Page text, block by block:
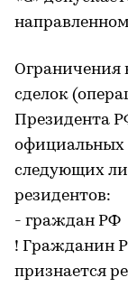
Ограничения
сделок
Президента
официальных
следующих
резидентов:
- граждан РФ
! Гражданин
признается